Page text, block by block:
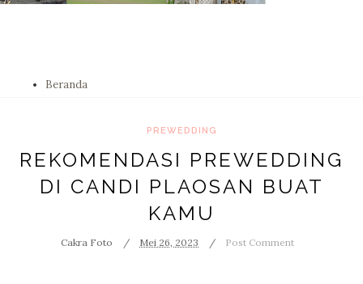
Beranda
PREWEDDING
REKOMENDASI PREWEDDING
DI CANDI PLAOSAN BUAT
KAMU
Cakra Foto Mei 26, 2023 Post Comment